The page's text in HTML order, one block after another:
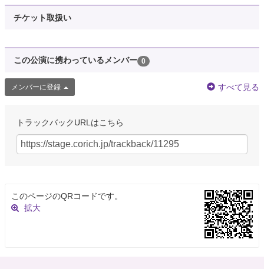
チケット取扱い
この公演に携わっているメンバー 0
メンバーに登録 すべて見る
トラックバックURLはこちら
このページのQRコードです。
拡大